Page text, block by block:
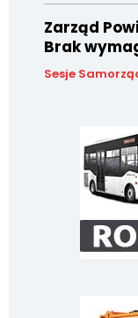
Zarząd
Brak
Sesje